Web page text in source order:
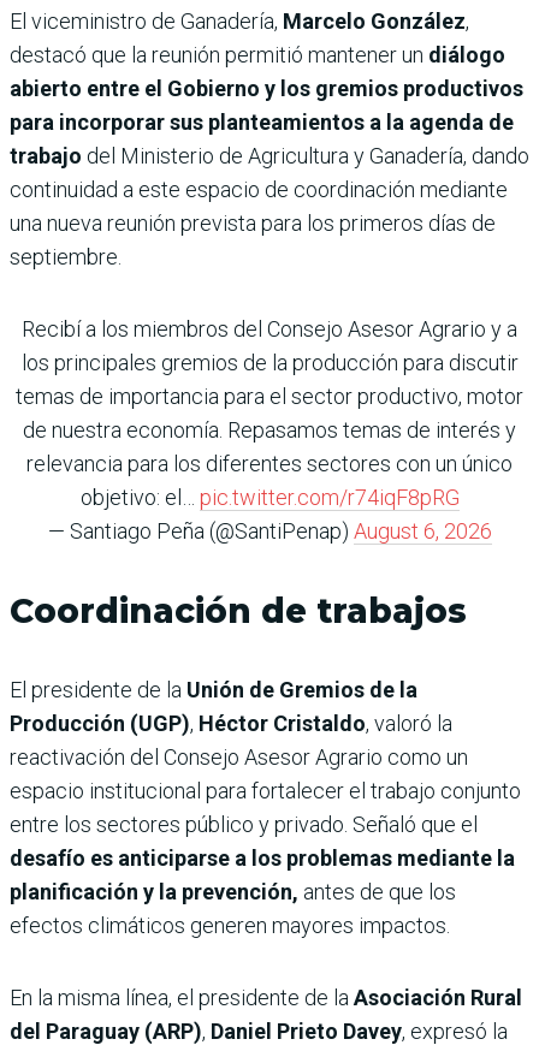
El viceministro de Ganadería, Marcelo González,
destacó que la reunión permitió mantener un diálogo
abierto entre el Gobierno y los gremios productivos
para incorporar sus planteamientos a la agenda de
trabajo del Ministerio de Agricultura y Ganadería, dando
continuidad a este espacio de coordinación mediante
una nueva reunión prevista para los primeros días de
septiembre.
Recibí a los miembros del Consejo Asesor Agrario y a
los principales gremios de la producción para discutir
temas de importancia para el sector productivo, motor
de nuestra economía. Repasamos temas de interés y
relevancia para los diferentes sectores con un único
objetivo: el… pic.twitter.com/r74iqF8pRG
— Santiago Peña (@SantiPenap) August 6, 2026
Coordinación de trabajos
El presidente de la Unión de Gremios de la
Producción (UGP), Héctor Cristaldo, valoró la
reactivación del Consejo Asesor Agrario como un
espacio institucional para fortalecer el trabajo conjunto
entre los sectores público y privado. Señaló que el
desafío es anticiparse a los problemas mediante la
planificación y la prevención, antes de que los
efectos climáticos generen mayores impactos.
En la misma línea, el presidente de laAsociación Rural
del Paraguay (ARP), Daniel Prieto Davey, expresó la